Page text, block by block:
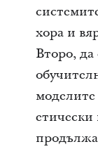
хора и
Второ,